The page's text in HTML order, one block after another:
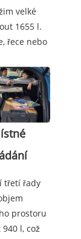
velké
1655 l.
řece nebo
třetí řady
prostoru
l, což